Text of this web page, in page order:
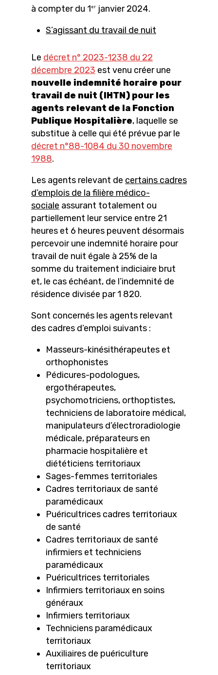
à compter du 1 er janvier 2024.
S’agissant du travail de nuit
Le décret n° 2023-1238 du 22
décembre 2023 est venu créer une
nouvelle indemnité horaire pour
travail de nuit (IHTN) pour les
agents relevant de la Fonction
Publique Hospitalière, laquelle se
substitue à celle qui été prévue par le
décret n°88-1084 du 30 novembre
1988.
Les agents relevant de certains cadres
d’emplois de la filière médico-
sociale assurant totalement ou
partiellement leur service entre 21
heures et 6 heures peuvent désormais
percevoir une indemnité horaire pour
travail de nuit égale à 25% de la
somme du traitement indiciaire brut
et, le cas échéant, de l’indemnité de
résidence divisée par 1 820.
Sont concernés les agents relevant
des cadres d’emploi suivants :
Masseurs-kinésithérapeutes et
orthophonistes
Pédicures-podologues,
ergothérapeutes,
psychomotriciens, orthoptistes,
techniciens de laboratoire médical,
manipulateurs d’électroradiologie
médicale, préparateurs en
pharmacie hospitalière et
diététiciens territoriaux
Sages-femmes territoriales
Cadres territoriaux de santé
paramédicaux
Puéricultrices cadres territoriaux
de santé
Cadres territoriaux de santé
infirmiers et techniciens
paramédicaux
Puéricultrices territoriales
Infirmiers territoriaux en soins
généraux
Infirmiers territoriaux
Techniciens paramédicaux
territoriaux
Auxiliaires de puériculture
territoriaux